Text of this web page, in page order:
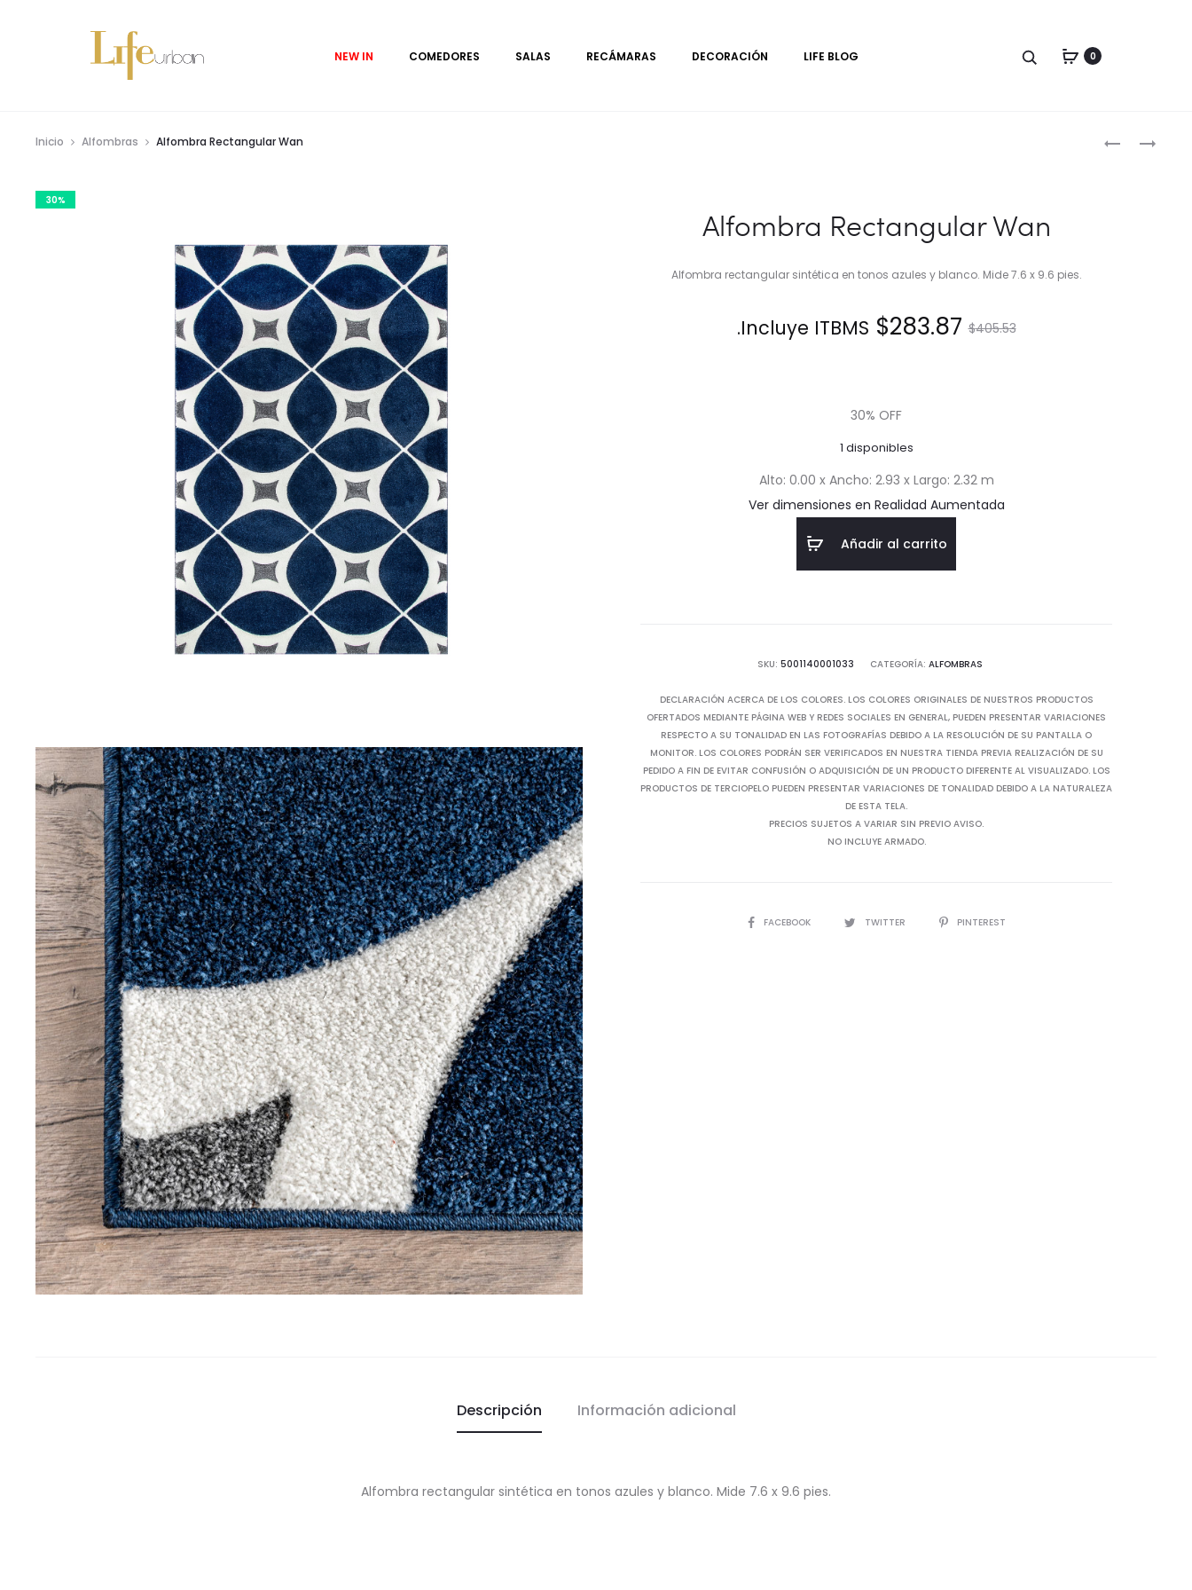
NEW IN COMEDORES SALAS RECÁMARAS DECORACIÓN LIFE BLOG 0
ALFOMBRA
ALFOMBRA
Inicio Alfombras Alfombra Rectangular Wan
30%
Alfombra Rectangular Wan
Alfombra rectangular sintética en tonos azules y blanco. Mide 7.6 x 9.6 pies.
$405.53
El
original
$405.53.
$283.87
El
actual
es:
$283.87.
Incluye ITBMS.
30% OFF
1 disponibles
Alto: 0.00 x Ancho: 2.93 x Largo: 2.32 m
Ver dimensiones en Realidad Aumentada
Añadir al carrito
SKU: 5001140001033 CATEGORÍA: ALFOMBRAS
DECLARACIÓN ACERCA DE LOS COLORES. LOS COLORES ORIGINALES DE NUESTROS PRODUCTOS
OFERTADOS MEDIANTE PÁGINA WEB Y REDES SOCIALES EN GENERAL, PUEDEN PRESENTAR VARIACIONES
RESPECTO A SU TONALIDAD EN LAS FOTOGRAFÍAS DEBIDO A LA RESOLUCIÓN DE SU PANTALLA O
MONITOR. LOS COLORES PODRÁN SER VERIFICADOS EN NUESTRA TIENDA PREVIA REALIZACIÓN DE SU
PEDIDO A FIN DE EVITAR CONFUSIÓN O ADQUISICIÓN DE UN PRODUCTO DIFERENTE AL VISUALIZADO. LOS
PRODUCTOS DE TERCIOPELO PUEDEN PRESENTAR VARIACIONES DE TONALIDAD DEBIDO A LA NATURALEZA
DE ESTA TELA.
PRECIOS SUJETOS A VARIAR SIN PREVIO AVISO.
NO INCLUYE ARMADO.
SHAREFACEBOOK TWITTER PINTEREST
Descripción Información adicional
Alfombra rectangular sintética en tonos azules y blanco. Mide 7.6 x 9.6 pies.